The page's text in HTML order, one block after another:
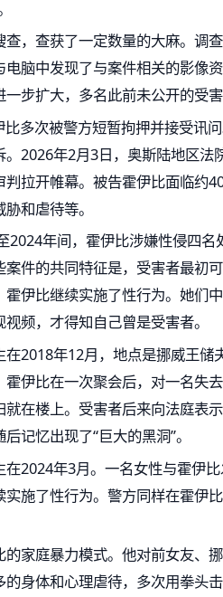
，查获了一定数量的大麻。调
脑中发现了与案件相关的影像
步扩大，多名此前未公开的受
多次被警方短暂拘押并接受讯
2026年2月3日，奥斯陆地区法
拉开帷幕。被告霍伊比面临约
和虐待等。
2024年间，霍伊比涉嫌性侵四名
件的共同特征是，受害者最初
伊比继续实施了性行为。她们
频，才得知自己曾是受害者。
2018年12月，地点是挪威王储
伊比在一次聚会后，对一名失
在楼上。受害者后来向法庭表
记忆出现了“巨大的黑洞”。
2024年3月。一名女性与霍伊
施了性行为。警方同样在霍伊
家庭暴力模式。他对前女友、
身体和心理虐待，多次用拳头